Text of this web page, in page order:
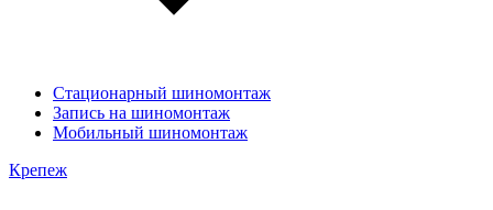
Стационарный шиномонтаж
Запись на шиномонтаж
Мобильный шиномонтаж
Крепеж